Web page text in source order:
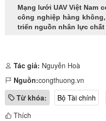
Mạng lưới UAV Việt Nam
công nghiệp hàng
triển nguồn nhân lực
Tác giả: Nguyễn Hoà
Nguồn:congthuong.vn
Từ khóa:
Bộ Tài chính
Thích